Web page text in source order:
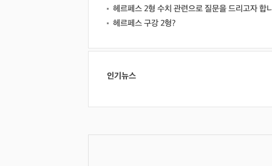
헤르페스 2형 수치 관련으로 질문을 드리고자 합
헤르페스 구강 2형?
인기뉴스